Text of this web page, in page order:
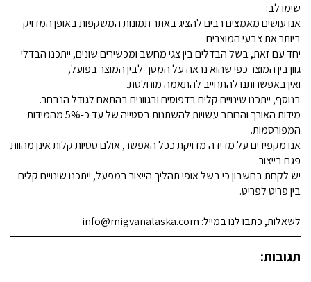
שימו לב:
אנו עושים מאמצים רבים להציג באתר תמונות המשקפות באופן המדויק
ביותר את צבעי המוצרים.
יחד עם זאת, בשל הבדלים בין צגי מחשב ומכשירים שונים, ייתכנו הבדלי
גוון בין המוצר כפי שהוא נראה על המסך לבין המוצר בפועל,
ואין באפשרותנו להתחייב להתאמה מוחלטת.
בנוסף, ייתכנו שינויים קלים בדפוסים ובגוונים בהתאם לגודל הנבחר.
מידות האורך והרוחב עשויות להשתנות בסטייה של עד כ-5% מהמידות
המפורסמות.
אנו מקפידים על מדידה מדויקת ככל האפשר, אולם סטיות קלות אינן מהוות
פגם בייצור.
יש לקחת בחשבון כי בשל אופי תהליך הייצור במפעל, ייתכנו שינויים קלים
בין פריט לפריט.
לשאלות, כתבו לנו במייל: info@migvanalaska.com
תגובות: